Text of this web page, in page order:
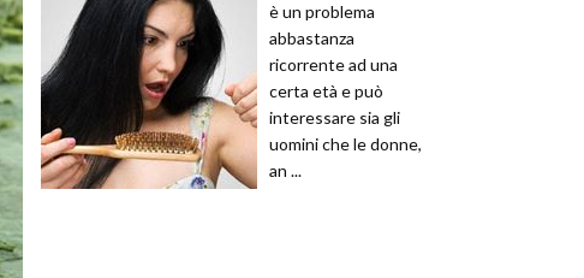
è un problema
abbastanza
ricorrente ad una
certa età e può
interessare sia gli
uomini che le donne,
an ...